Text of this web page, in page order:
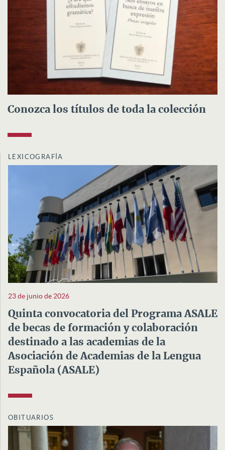
Conozca los títulos de toda la colección
LEXICOGRAFÍA
23 de junio de 2026
Quinta convocatoria del Programa ASALE
de becas de formación y colaboración
destinado a las academias de la
Asociación de Academias de la Lengua
Española (ASALE)
OBITUARIOS